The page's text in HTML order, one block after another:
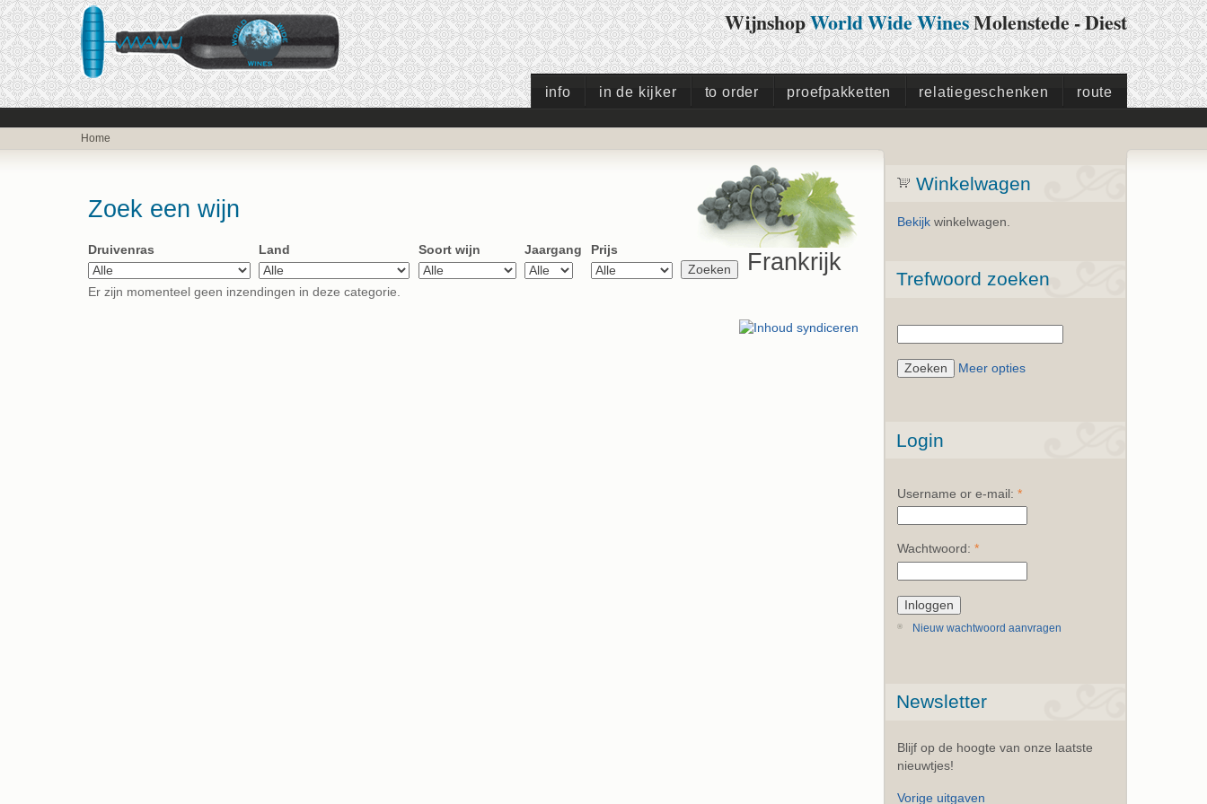
WijnshopWorld Wide WinesMolenstede - Diest
info in de kijker to order proefpakketten relatiegeschenken route
Home
Zoek een wijn
Druivenras Land Soort wijn Jaargang Prijs Frankrijk
Er zijn momenteel geen inzendingen in deze categorie.
Winkelwagen
Bekijk winkelwagen.
Trefwoord zoeken
Meer opties
Login
Username or e-mail:*
Wachtwoord:*
Nieuw wachtwoord aanvragen
Newsletter
Blijf op de hoogte van onze laatste
nieuwtjes!
Vorige uitgaven